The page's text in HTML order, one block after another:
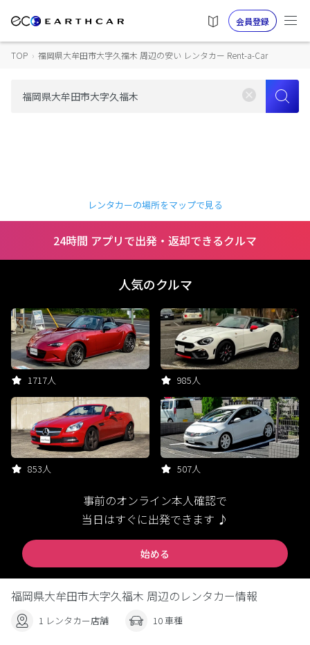
会員登録
TOP › 福岡県大牟田市大字久福木 周辺の安い レンタカー Rent-a-Car
レンタカーの場所をマップで見る
24時間 アプリで出発・返却できるクルマ
人気のクルマ
1717人 985人
853人 507人
事前のオンライン本人確認で
当日はすぐに出発できます ♪
始める
福岡県大牟田市大字久福木 周辺のレンタカー情報
1 レンタカー店舗 10 車種